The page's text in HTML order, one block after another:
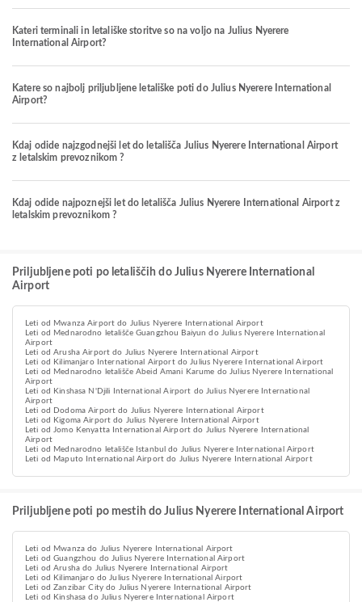
Kateri terminali in letališke storitve so na voljo na Julius Nyerere
International Airport?
Katere so najbolj priljubljene letališke poti do Julius Nyerere International
Airport?
Kdaj odide najzgodnejši let do letališča Julius Nyerere International Airport
z letalskim prevoznikom ?
Kdaj odide najpoznejši let do letališča Julius Nyerere International Airport z
letalskim prevoznikom ?
Priljubljene poti po letališčih do Julius Nyerere International
Airport
Leti od Mwanza Airport do Julius Nyerere International Airport
Leti od Mednarodno letališče Guangzhou Baiyun do Julius Nyerere International
Airport
Leti od Arusha Airport do Julius Nyerere International Airport
Leti od Kilimanjaro International Airport do Julius Nyerere International Airport
Leti od Mednarodno letališče Abeid Amani Karume do Julius Nyerere International
Airport
Leti od Kinshasa N'Djili International Airport do Julius Nyerere International
Airport
Leti od Dodoma Airport do Julius Nyerere International Airport
Leti od Kigoma Airport do Julius Nyerere International Airport
Leti od Jomo Kenyatta International Airport do Julius Nyerere International
Airport
Leti od Mednarodno letališče Istanbul do Julius Nyerere International Airport
Leti od Maputo International Airport do Julius Nyerere International Airport
Priljubljene poti po mestih do Julius Nyerere International Airport
Leti od Mwanza do Julius Nyerere International Airport
Leti od Guangzhou do Julius Nyerere International Airport
Leti od Arusha do Julius Nyerere International Airport
Leti od Kilimanjaro do Julius Nyerere International Airport
Leti od Zanzibar City do Julius Nyerere International Airport
Leti od Kinshasa do Julius Nyerere International Airport